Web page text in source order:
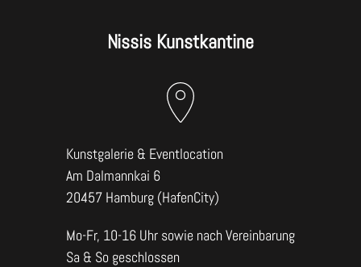
Nissis Kunstkantine
Kunstgalerie & Eventlocation
Am Dalmannkai 6
20457 Hamburg (HafenCity)
Mo-Fr, 10-16 Uhr sowie nach Vereinbarung
Sa & So geschlossen